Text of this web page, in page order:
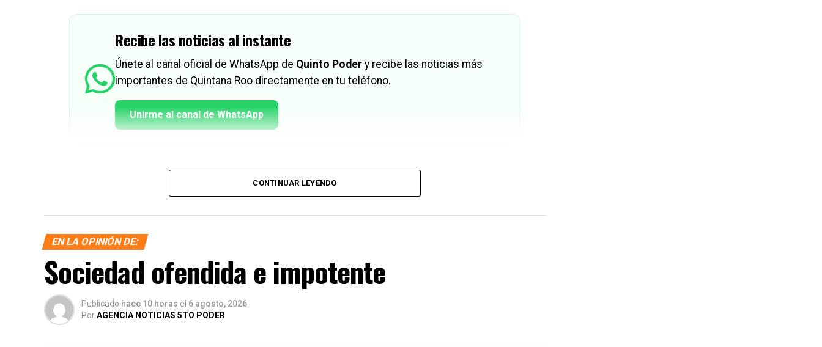
Recibe las noticias al instante
Únete al canal oficial de WhatsApp de Quinto Poder y recibe las noticias más
importantes de Quintana Roo directamente en tu teléfono.
Unirme al canal de WhatsApp
CONTINUAR LEYENDO
EN LA OPINIÓN DE:
Sociedad ofendida e impotente
Publicado hace 10 horas el 6 agosto, 2026
PorAGENCIA NOTICIAS 5TO PODER